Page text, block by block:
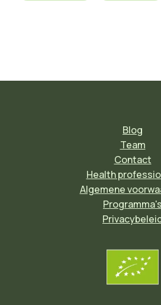
Blog
Team
Contact
Health
Algemene
Programma's